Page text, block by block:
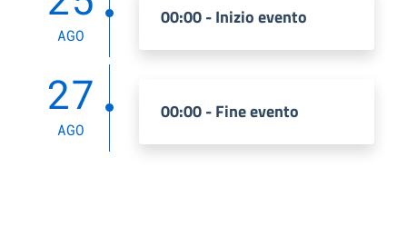
AGO
00:00 - Inizio evento
27
AGO
00:00 - Fine evento